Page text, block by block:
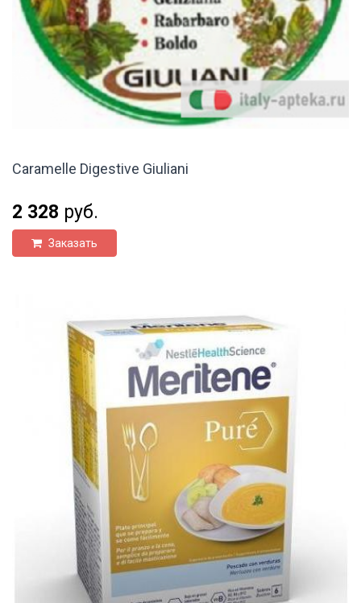
Caramelle Digestive Giuliani
2 328 руб.
Заказать